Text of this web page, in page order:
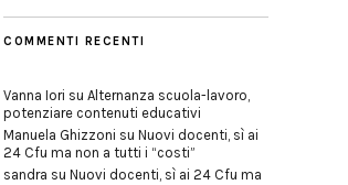
COMMENTI RECENTI
Vanna Iori su Alternanza scuola-lavoro,
potenziare contenuti educativi
Manuela Ghizzoni su Nuovi docenti, sì ai
24 Cfu ma non a tutti i “costi”
sandra su Nuovi docenti, sì ai 24 Cfu ma